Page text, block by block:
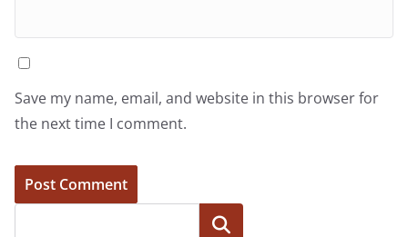
Save my name, email, and website in this browser for
the next time I comment.
Search